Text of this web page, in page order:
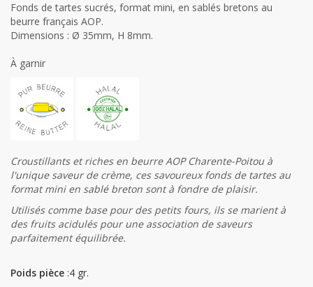
Fonds de tartes sucrés, format mini, en sablés bretons au
beurre français AOP.
Dimensions : Ø 35mm, H 8mm.
À garnir
Croustillants et riches en beurre AOP Charente-Poitou à
l'unique saveur de crème, ces savoureux fonds de tartes au
format mini en sablé breton sont à fondre de plaisir.
Utilisés comme base pour des petits fours, ils se marient à
des fruits acidulés pour une association de saveurs
parfaitement équilibrée.
Poids pièce :4 gr.